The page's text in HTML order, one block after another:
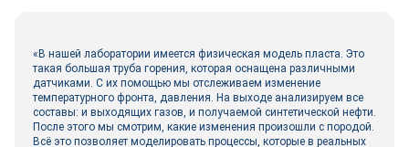
«В нашей лаборатории имеется физическая модель пласта. Это
такая большая труба горения, которая оснащена различными
датчиками. С их помощью мы отслеживаем изменение
температурного фронта, давления. На выходе анализируем все
составы: и выходящих газов, и получаемой синтетической нефти.
После этого мы смотрим, какие изменения произошли с породой.
Всё это позволяет моделировать процессы, которые в реальных